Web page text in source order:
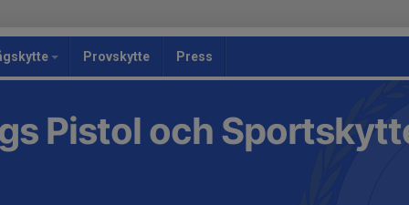
Provskytte Press
Pistol och